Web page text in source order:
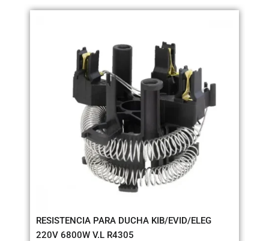
RESISTENCIA PARA DUCHA KIB/EVID/ELEG
220V 6800W V.L R4305